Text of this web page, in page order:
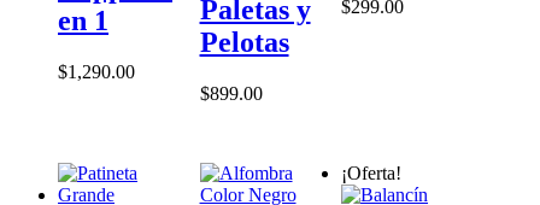
en 1
$1,290.00
Paletas y
Pelotas
$899.00
$299.00
¡Oferta!